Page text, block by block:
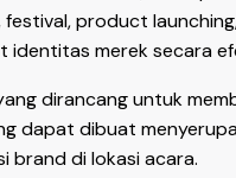
product
identitas merek secara
dirancang untuk
dapat dibuat
brand di lokasi acara.